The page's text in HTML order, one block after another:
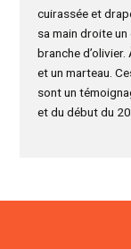
cuirassée et
sa main droite
branche
et un marteau.
sont un
et du début du